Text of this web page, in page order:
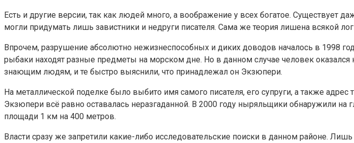
Есть и другие версии, так как людей много, а воображение у всех богатое. Существует
могли придумать лишь завистники и недруги писателя. Сама же теория лишена всякой
Впрочем, разрушение абсолютно нежизнеспособных и диких доводов началось в 1998
рыбаки находят разные предметы на морском дне. Но в данном случае человек
знающим людям, и те быстро выяснили, что принадлежал он Экзюпери.
На металлической поделке было выбито имя самого писателя, его супруги, а также адрес
Экзюпери всё равно оставалась неразгаданной. В 2000 году ныряльщики обнаружили
площади 1 км на 400 метров.
Власти сразу же запретили какие-либо исследовательские поиски в данном районе.